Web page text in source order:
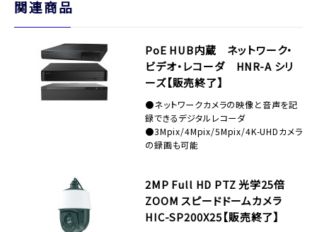
関連商品
PoE HUB内蔵 ネットワーク・
ビデオ・レコーダ HNR-A シリ
ーズ【販売終了】
●ネットワークカメラの映像と音声を記
録できるデジタルレコーダ
●3Mpix/4Mpix/5Mpix/4K-UHDカメラ
の録画も可能
2MP Full HD PTZ 光学25倍
ZOOM スピードドームカメラ
HIC-SP200X25【販売終了】